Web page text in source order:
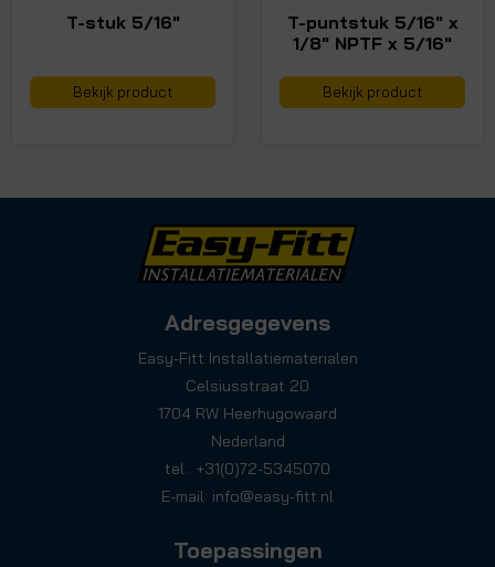
T-stuk 5/16"
Bekijk product
T-puntstuk 5/16" x
1/8" NPTF x 5/16"
Bekijk product
Adresgegevens
Easy-Fitt Installatiematerialen
Celsiusstraat 20
1704 RW Heerhugowaard
Nederland
tel.: +31(0)72-5345070
E-mail: info@easy-fitt.nl
Toepassingen